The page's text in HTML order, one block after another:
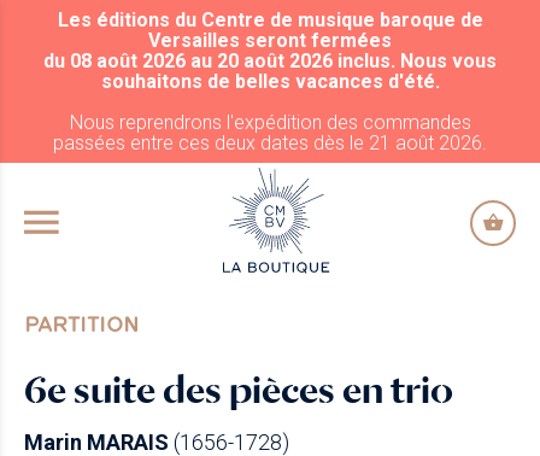
ALLER AU CONTENU PRINCIPAL
Les éditions du Centre de musique baroque de
Versailles seront fermées
du 08 août 2026 au 20 août 2026 inclus. Nous vous
souhaitons de belles vacances d'été.
Nous reprendrons l'expédition des commandes
passées entre ces deux dates dès le 21 août 2026.
PARTITION
6e suite des pièces en trio
Marin MARAIS (1656-1728)